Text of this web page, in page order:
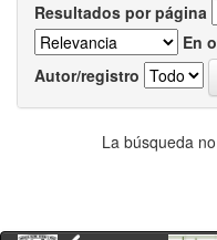
Resultados por página
En
Autor/registro
La búsqueda